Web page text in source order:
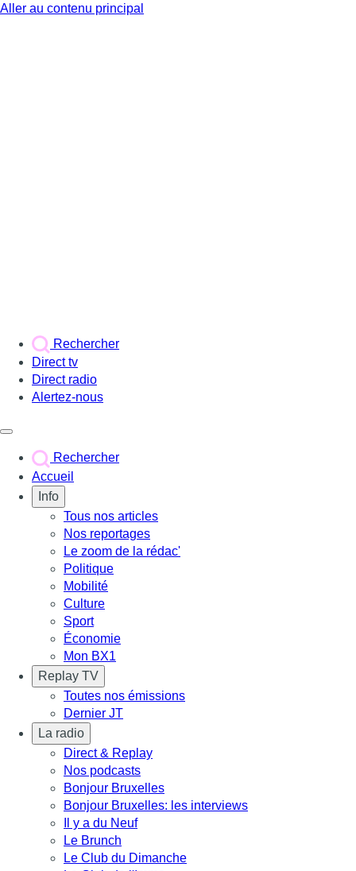
Aller au contenu principal
Rechercher
Direct tv
Direct radio
Alertez-nous
Rechercher
Accueil
Info
Tous nos articles
Nos reportages
Le zoom de la rédac'
Politique
Mobilité
Culture
Sport
Économie
Mon BX1
Replay TV
Toutes nos émissions
Dernier JT
La radio
Direct & Replay
Nos podcasts
Bonjour Bruxelles
Bonjour Bruxelles: les interviews
Il y a du Neuf
Le Brunch
Le Club du Dimanche